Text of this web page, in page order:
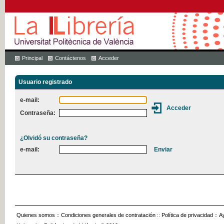
Principal Contáctenos Acceder
Usuario registrado
e-mail:
Contraseña:
¿Olvidó su contraseña?
e-mail:
Quienes somos :: Condiciones generales de contratación :: Política de privacidad ::